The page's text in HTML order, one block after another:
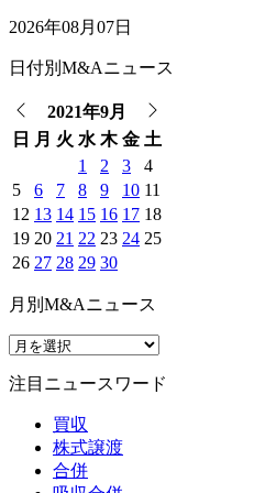
2026年08月07日
日付別M&Aニュース
2021年9月
日
月 火 水 木 金 土
1
2 3
4
5
6 7 8 9 10 11
12 13 14 15 16 17 18
19 20 21 22 23 24 25
26 27 28 29 30
月別M&Aニュース
注目ニュースワード
買収
株式譲渡
合併